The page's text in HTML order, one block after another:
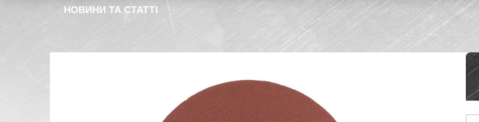
НОВИНИ ТА СТАТТІ